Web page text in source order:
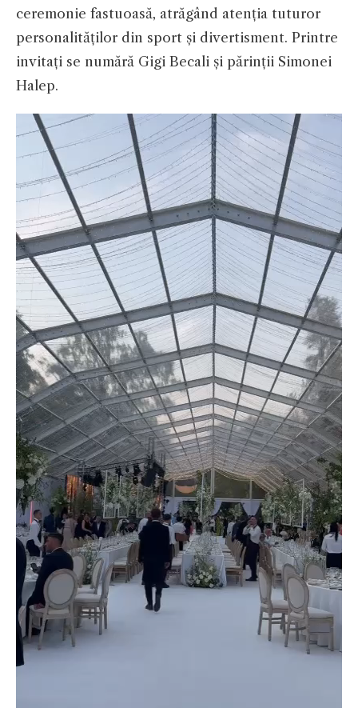
ceremonie fastuoasă, atrăgând atenția tuturor
personalităților din sport și divertisment. Printre
invitați se numără Gigi Becali și părinții Simonei
Halep.